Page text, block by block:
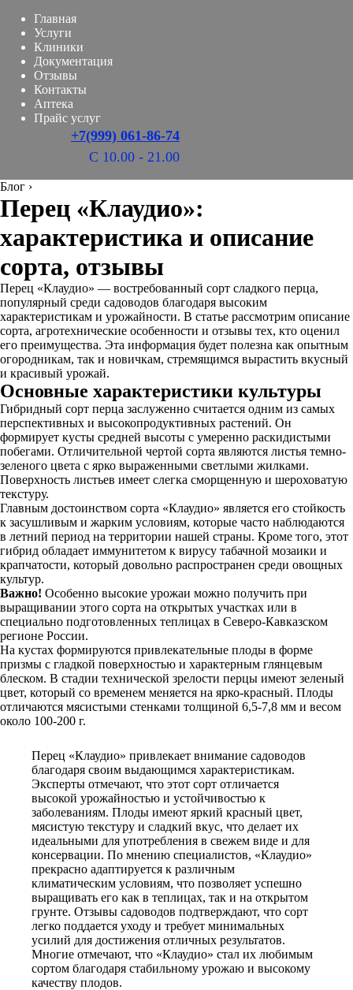
Главная
Услуги
Клиники
Документация
Отзывы
Контакты
Аптека
Прайс услуг
+7(999) 061-86-74
С 10.00 - 21.00
Блог ›
Перец «Клаудио»:
характеристика и описание
сорта, отзывы
Перец «Клаудио» — востребованный сорт сладкого перца,
популярный среди садоводов благодаря высоким
характеристикам и урожайности. В статье рассмотрим описание
сорта, агротехнические особенности и отзывы тех, кто оценил
его преимущества. Эта информация будет полезна как опытным
огородникам, так и новичкам, стремящимся вырастить вкусный
и красивый урожай.
Основные характеристики культуры
Гибридный сорт перца заслуженно считается одним из самых
перспективных и высокопродуктивных растений. Он
формирует кусты средней высоты с умеренно раскидистыми
побегами. Отличительной чертой сорта являются листья темно-
зеленого цвета с ярко выраженными светлыми жилками.
Поверхность листьев имеет слегка сморщенную и шероховатую
текстуру.
Главным достоинством сорта «Клаудио» является его стойкость
к засушливым и жарким условиям, которые часто наблюдаются
в летний период на территории нашей страны. Кроме того, этот
гибрид обладает иммунитетом к вирусу табачной мозаики и
крапчатости, который довольно распространен среди овощных
культур.
Важно! Особенно высокие урожаи можно получить при
выращивании этого сорта на открытых участках или в
специально подготовленных теплицах в Северо-Кавказском
регионе России.
На кустах формируются привлекательные плоды в форме
призмы с гладкой поверхностью и характерным глянцевым
блеском. В стадии технической зрелости перцы имеют зеленый
цвет, который со временем меняется на ярко-красный. Плоды
отличаются мясистыми стенками толщиной 6,5-7,8 мм и весом
около 100-200 г.
Перец «Клаудио» привлекает внимание садоводов
благодаря своим выдающимся характеристикам.
Эксперты отмечают, что этот сорт отличается
высокой урожайностью и устойчивостью к
заболеваниям. Плоды имеют яркий красный цвет,
мясистую текстуру и сладкий вкус, что делает их
идеальными для употребления в свежем виде и для
консервации. По мнению специалистов, «Клаудио»
прекрасно адаптируется к различным
климатическим условиям, что позволяет успешно
выращивать его как в теплицах, так и на открытом
грунте. Отзывы садоводов подтверждают, что сорт
легко поддается уходу и требует минимальных
усилий для достижения отличных результатов.
Многие отмечают, что «Клаудио» стал их любимым
сортом благодаря стабильному урожаю и высокому
качеству плодов.